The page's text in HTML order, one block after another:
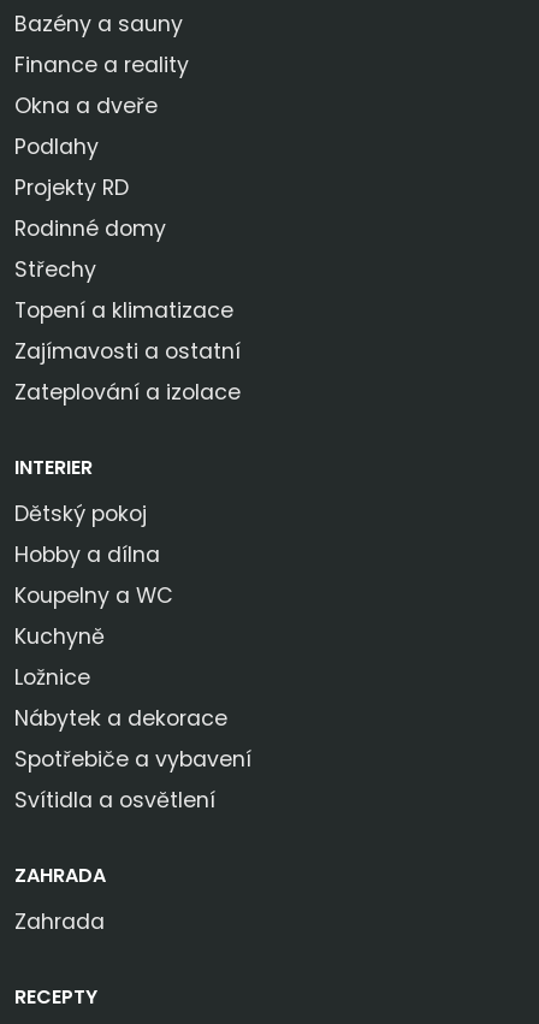
Bazény a sauny
Finance a reality
Okna a dveře
Podlahy
Projekty RD
Rodinné domy
Střechy
Topení a klimatizace
Zajímavosti a ostatní
Zateplování a izolace
INTERIER
Dětský pokoj
Hobby a dílna
Koupelny a WC
Kuchyně
Ložnice
Nábytek a dekorace
Spotřebiče a vybavení
Svítidla a osvětlení
ZAHRADA
Zahrada
RECEPTY